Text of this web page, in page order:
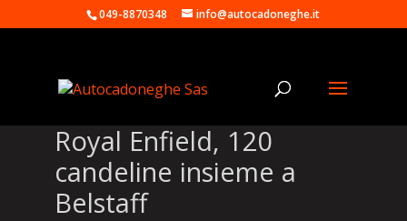
049-8870348 info@autocadoneghe.it
Royal Enfield, 120
candeline insieme a
Belstaff